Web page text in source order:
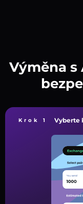
Výměna s
Krok 1 Vyberte